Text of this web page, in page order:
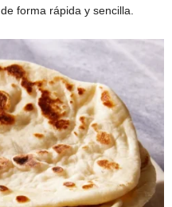
de forma rápida y sencilla.